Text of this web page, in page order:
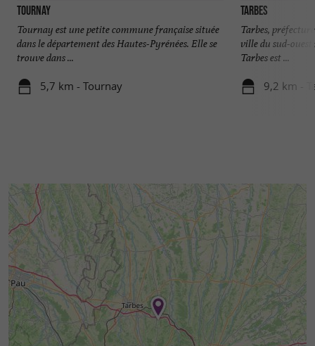
Tournay
Tournay est une petite commune française située
dans le département des Hautes-Pyrénées. Elle se
trouve dans ...
5,7 km - Tournay
Tarbes
Tarbes,
ville du sud-
Tarbes est ...
9,2 km -